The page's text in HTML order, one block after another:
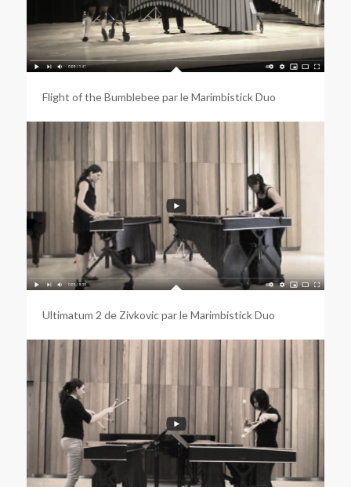
Flight of the Bumblebee par le Marimbistick Duo
Ultimatum 2 de Zivkovic par le Marimbistick Duo